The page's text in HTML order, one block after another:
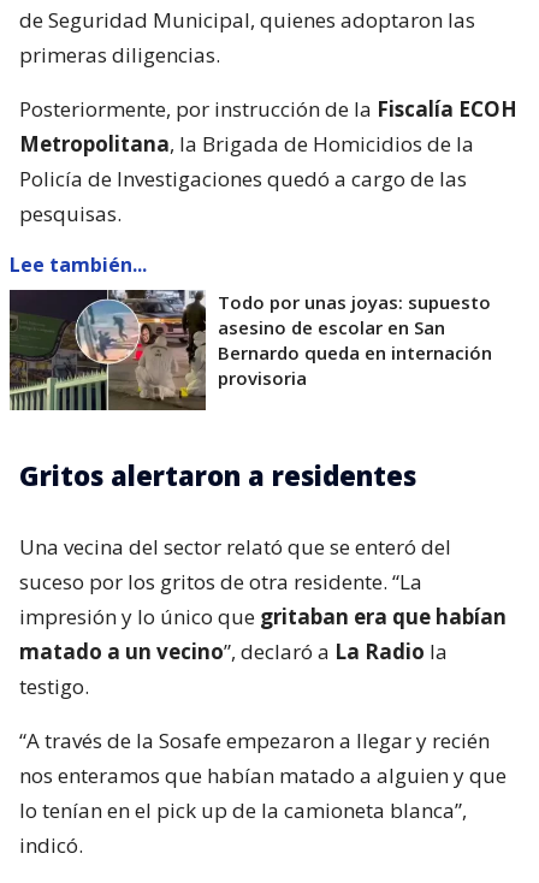
de Seguridad Municipal, quienes adoptaron las
primeras diligencias.
Posteriormente, por instrucción de la Fiscalía ECOH
Metropolitana, la Brigada de Homicidios de la
Policía de Investigaciones quedó a cargo de las
pesquisas.
Lee también...
Todo por unas joyas: supuesto
asesino de escolar en San
Bernardo queda en internación
provisoria
Gritos alertaron a residentes
Una vecina del sector relató que se enteró del
suceso por los gritos de otra residente. “La
impresión y lo único que gritaban era que habían
matado a un vecino”, declaró a La Radio la
testigo.
“A través de la Sosafe empezaron a llegar y recién
nos enteramos que habían matado a alguien y que
lo tenían en el pick up de la camioneta blanca”,
indicó.